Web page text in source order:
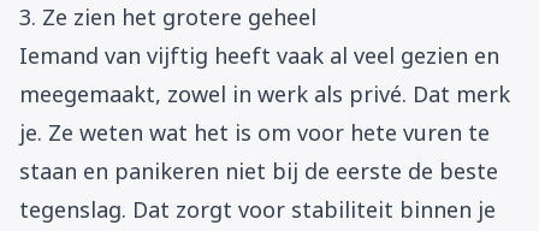
3. Ze zien het grotere geheel
Iemand van vijftig heeft vaak al veel gezien en
meegemaakt, zowel in werk als privé. Dat merk
je. Ze weten wat het is om voor hete vuren te
staan en panikeren niet bij de eerste de beste
tegenslag. Dat zorgt voor stabiliteit binnen je